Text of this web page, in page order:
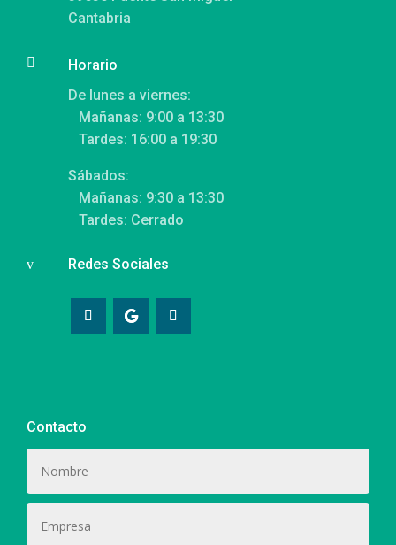
Cantabria

Horario
De lunes a viernes:
Mañanas: 9:00 a 13:30
Tardes: 16:00 a 19:30
Sábados:
Mañanas: 9:30 a 13:30
Tardes: Cerrado
v Redes Sociales
Contacto